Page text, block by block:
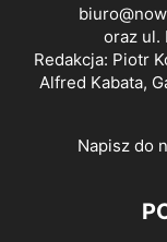
oraz ul.
Redakcja: Piotr
Alfred Kabata,
Napisz do